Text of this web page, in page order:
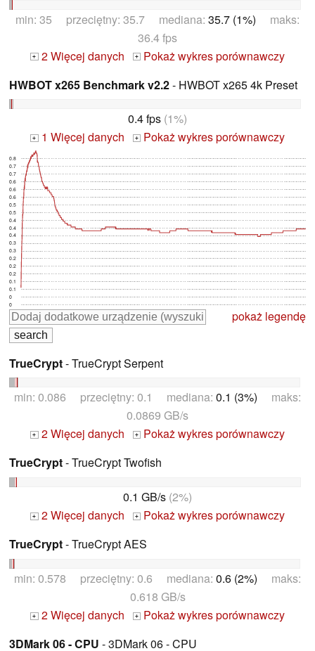
min: 35 przeciętny: 35.7 mediana: 35.7 (1%) maks:
36.4 fps
+ 2 Więcej danych +
Pokaż wykres porównawczy
HWBOT x265 Benchmark v2.2- HWBOT x265 4k Preset
0.4 fps (1%)
+ 1 Więcej danych + Pokaż wykres porównawczy
0
0
0.1
0.1
0.2
0.2
0.2
0.3
0.3
0.4
0.4
0.4
0.5
0.5
0.6
0.6
0.6
0.7
0.7
0.8
pokaż legendę
TrueCrypt- TrueCrypt Serpent
min: 0.086 przeciętny: 0.1 mediana: 0.1 (3%) maks:
0.0869 GB/s
+ 2 Więcej danych +
Pokaż wykres porównawczy
TrueCrypt- TrueCrypt Twofish
0.1 GB/s (2%)
+ 2 Więcej danych +
Pokaż wykres porównawczy
TrueCrypt- TrueCrypt AES
min: 0.578 przeciętny: 0.6 mediana: 0.6 (2%) maks:
0.618 GB/s
+ 2 Więcej danych +
Pokaż wykres porównawczy
3DMark 06 - CPU - 3DMark 06 - CPU